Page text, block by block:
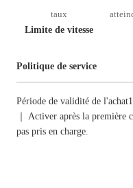
taux
Limite de vitesse
Politique de service
Période de validité de
｜ Activer après la première
pas pris en charge.